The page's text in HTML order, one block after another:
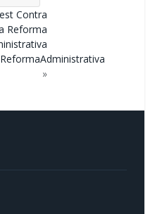
Contra
Reforma
»